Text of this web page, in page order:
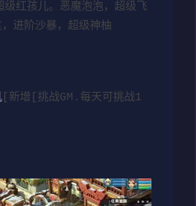
级红孩儿。恶魔泡泡，超级飞
进阶沙暴，超级神柚
[新增[挑战GM.每天可挑战1